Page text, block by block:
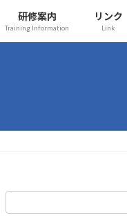
研修案内
Training Information
リンク
Link